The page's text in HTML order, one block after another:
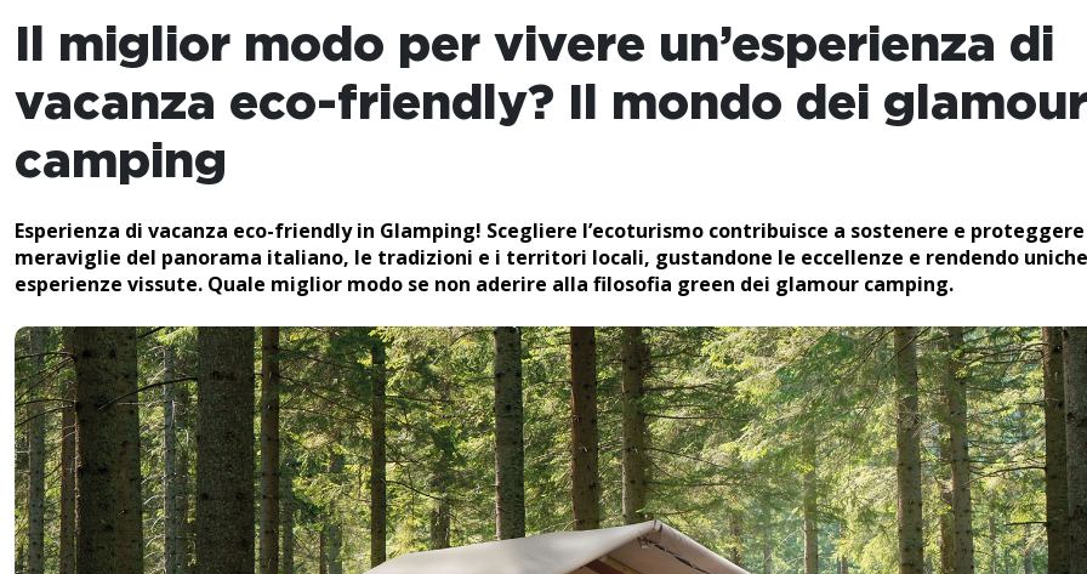
Il miglior modo per vivere un’esperienza di
vacanza eco-friendly? Il mondo dei glamour
camping
Esperienza di vacanza eco-friendly in Glamping! Scegliere l’ecoturismo contribuisce a sostenere e
meraviglie del panorama italiano, le tradizioni e i territori locali, gustandone le eccellenze e rendendo
esperienze vissute. Quale miglior modo se non aderire alla filosofia green dei glamour camping.